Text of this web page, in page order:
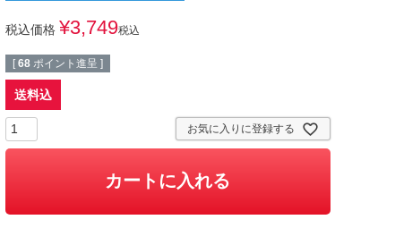
税込価格 ¥3,749税込
[ 68 ポイント進呈 ]
送料込
お気に入りに登録する
カートに入れる